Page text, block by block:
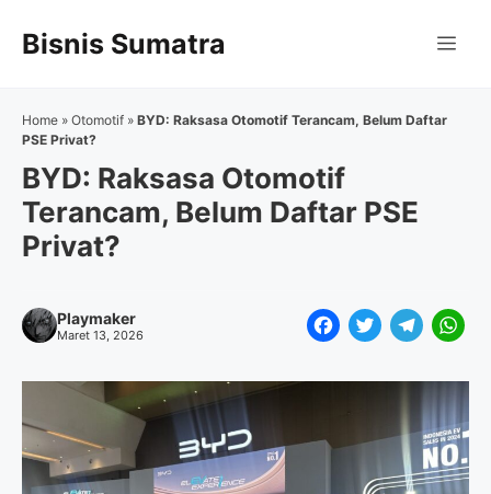
Bisnis Sumatra
Home » Otomotif » BYD: Raksasa Otomotif Terancam, Belum Daftar
PSE Privat?
BYD: Raksasa Otomotif
Terancam, Belum Daftar PSE
Privat?
Playmaker
Maret 13, 2026
F
T
T
e
g
W
a
t
s